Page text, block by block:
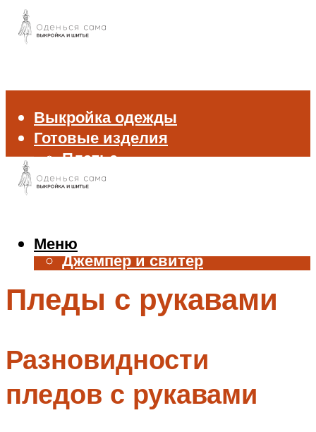
Выкройка одежды
Готовые изделия
Платье
Брюки
Жилет
Джемпер и свитер
Аксессуары
Меню
Пледы с рукавами
Разновидности
пледов с рукавами